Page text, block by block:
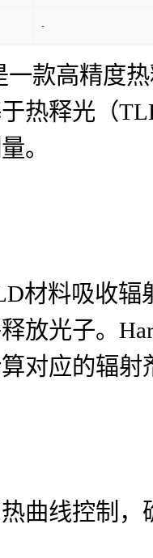
-
一款高精度
热释光（
。
材料吸收
放光子。
对应的辐
曲线控制